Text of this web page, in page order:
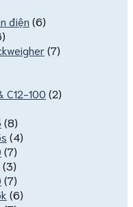
điện (6)
(7)
C12-100 (2)
(8)
(4)
(7)
(3)
(7)
(6)